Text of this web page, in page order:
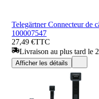
Telegärtner Connecteur de
100007547
27,49 €TTC
Livraison au plus tard le
Afficher les détails